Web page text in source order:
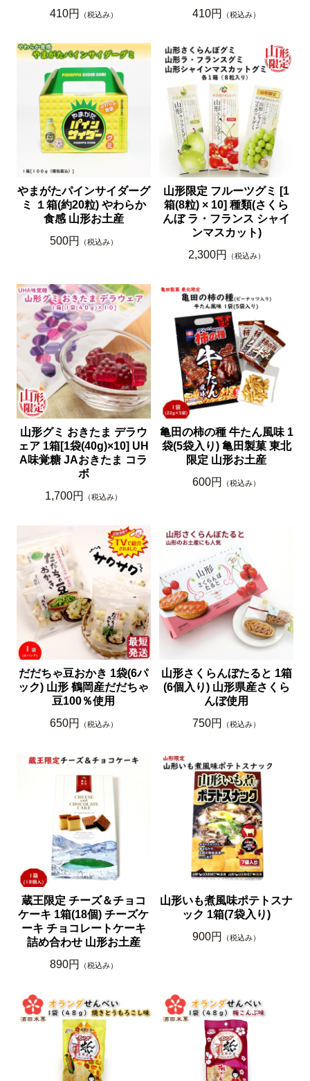
410円
（税込み）
410円
（税込み）
やまがたパインサイダーグ
ミ １箱(約20粒) やわらか
食感 山形お土産
500円
（税込み）
山形限定 フルーツグミ [1
箱(8粒) × 10] 種類(さくら
んぼ ラ・フランス シャイ
ンマスカット)
2,300円
（税込み）
山形グミ おきたま デラウ
ェア 1箱[1袋(40g)×10] UH
A味覚糖 JAおきたま コラ
ボ
1,700円
（税込み）
亀田の柿の種 牛たん風味 1
袋(5袋入り) 亀田製菓 東北
限定 山形お土産
600円
（税込み）
だだちゃ豆おかき 1袋(6パ
ック) 山形 鶴岡産だだちゃ
豆100％使用
650円
（税込み）
山形さくらんぼたると 1箱
(6個入り) 山形県産さくら
んぼ使用
750円
（税込み）
蔵王限定 チーズ＆チョコ
ケーキ 1箱(18個) チーズケ
ーキ チョコレートケーキ
詰め合わせ 山形お土産
890円
（税込み）
山形いも煮風味ポテトスナ
ック 1箱(7袋入り)
900円
（税込み）